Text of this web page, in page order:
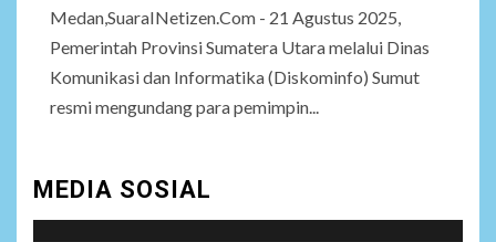
Medan,SuaraINetizen.Com - 21 Agustus 2025,
Pemerintah Provinsi Sumatera Utara melalui Dinas
Komunikasi dan Informatika (Diskominfo) Sumut
resmi mengundang para pemimpin...
MEDIA SOSIAL